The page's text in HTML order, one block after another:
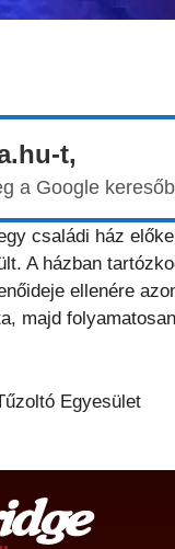
t,
a Google
családi ház
A házban
ellenére
majd
Egyesület